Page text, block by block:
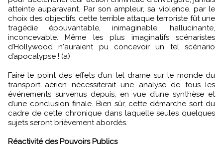
atteinte auparavant. Par son ampleur, sa violence, par le
choix des objectifs, cette terrible attaque terroriste fût une
tragédie épouvantable, inimaginable, hallucinante,
inconcevable. Même les plus imaginatifs scénaristes
d’Hollywood n'auraient pu concevoir un tel scénario
d’apocalypse ! (a)
Faire le point des effets d’un tel drame sur le monde du
transport aérien nécessiterait une analyse de tous les
événements survenus depuis, en vue d’une synthèse et
d’une conclusion finale. Bien sûr, cette démarche sort du
cadre de cette chronique dans laquelle seules quelques
sujets seront brièvement abordés.
Réactivité des Pouvoirs Publics